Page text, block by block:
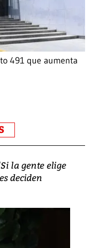
491 que aumenta
la gente elige
deciden